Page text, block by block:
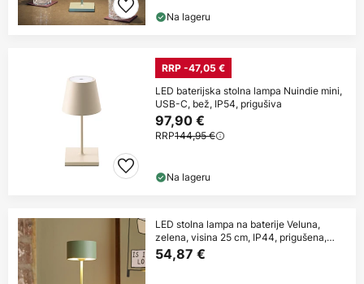
Na lageru
RRP -47,05 €
LED baterijska stolna lampa Nuindie mini,
USB-C, bež, IP54, prigušiva
97,90 €
RRP144,95 €
Na lageru
LED stolna lampa na baterije Veluna,
zelena, visina 25 cm, IP44, prigušena,
CCT
54,87 €